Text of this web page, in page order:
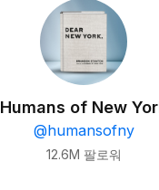
Humans of New
@humansofny
12.6M 팔로워